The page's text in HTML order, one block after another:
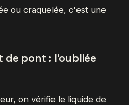
ou craquelée, c'est une
de pont : l'oubliée
on vérifie le liquide de